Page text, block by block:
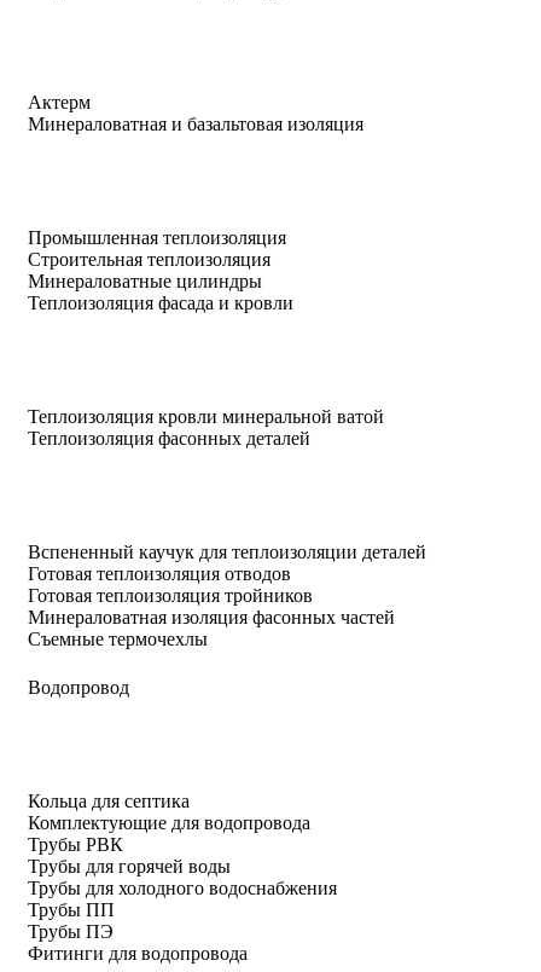
Актерм
Минераловатная и базальтовая изоляция
Промышленная теплоизоляция
Строительная теплоизоляция
Минераловатные цилиндры
Теплоизоляция фасада и кровли
Теплоизоляция кровли минеральной ватой
Теплоизоляция фасонных деталей
Вспененный каучук для теплоизоляции деталей
Готовая теплоизоляция отводов
Готовая теплоизоляция тройников
Минераловатная изоляция фасонных частей
Съемные термочехлы
Водопровод
Кольца для септика
Комплектующие для водопровода
Трубы РВК
Трубы для горячей воды
Трубы для холодного водоснабжения
Трубы ПП
Трубы ПЭ
Фитинги для водопровода